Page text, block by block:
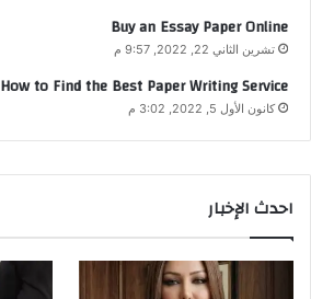
Buy an Essay Paper Online
تشرين الثاني 22, 2022, 9:57 م
How to Find the Best Paper Writing Service
كانون الأول 5, 2022, 3:02 م
احدث الإخبار